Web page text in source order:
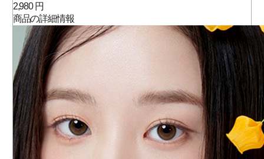
2,980 円
商品の詳細情報